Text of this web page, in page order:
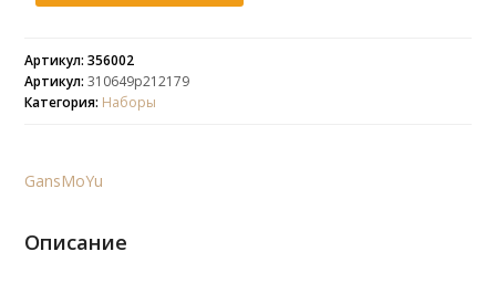
Артикул: 356002
Артикул:310649p212179
Категория: Наборы
GansMoYu
Описание